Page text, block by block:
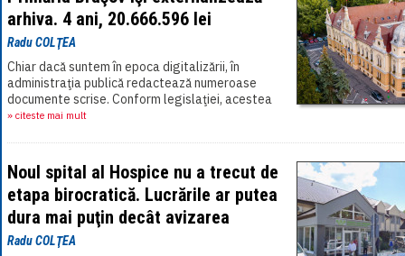
arhiva. 4 ani, 20.666.596 lei
Radu COLŢEA
Chiar dacă suntem în epoca digitalizării, în
administraţia publică redactează numeroase
documente scrise. Conform legislaţiei, acestea
trebuie arhivate şi depozitate pentru o perioadă,
» citeste mai mult
Noul spital al Hospice nu a trecut de
etapa birocratică. Lucrările ar putea
dura mai puţin decât avizarea
Radu COLŢEA